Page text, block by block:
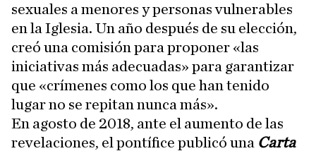
sexuales a menores y personas vulnerables
en la Iglesia. Un año después de su elección,
creó una comisión para proponer «las
iniciativas más adecuadas» para garantizar
que «crímenes como los que han tenido
lugar no se repitan nunca más».
En agosto de 2018, ante el aumento de las
revelaciones, el pontífice publicó una Carta